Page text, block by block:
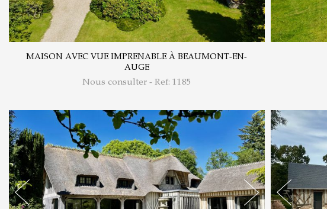
MAISON AVEC VUE IMPRENABLE À BEAUMONT-EN-
AUGE
Nous consulter - Ref: 1185